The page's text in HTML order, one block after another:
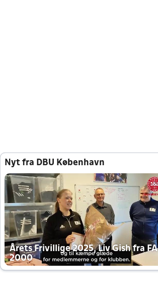
Nyt fra DBU København
Årets Frivillige 2025, Liv Gish fra FA
2000